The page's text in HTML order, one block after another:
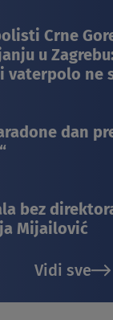
Crne
u
vaterpolo ne
dan
bez
Mijailović
Vidi sve